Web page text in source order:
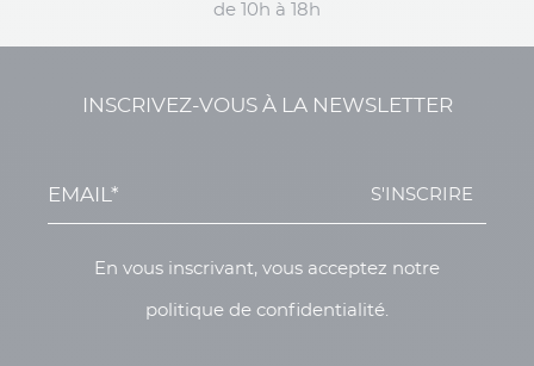
de 10h à 18h
INSCRIVEZ-VOUS À LA NEWSLETTER
S'INSCRIRE
En vous inscrivant, vous acceptez notre
politique de confidentialité.